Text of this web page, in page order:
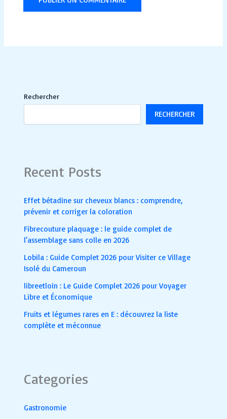
Rechercher
RECHERCHER
Recent Posts
Effet bétadine sur cheveux blancs : comprendre,
prévenir et corriger la coloration
Fibrecouture plaquage : le guide complet de
l’assemblage sans colle en 2026
Lobila : Guide Complet 2026 pour Visiter ce Village
Isolé du Cameroun
libreetloin : Le Guide Complet 2026 pour Voyager
Libre et Économique
Fruits et légumes rares en E : découvrez la liste
complète et méconnue
Categories
Gastronomie